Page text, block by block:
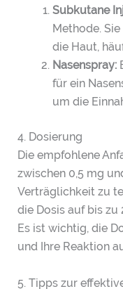
Subkutane
Methode.
die Haut,
Nasenspray:
für ein
um die
4. Dosierung
Die empfohlene
zwischen 0,5 mg
Verträglichkeit zu
die Dosis auf bis
Es ist wichtig, die
und Ihre Reaktion
5. Tipps zur